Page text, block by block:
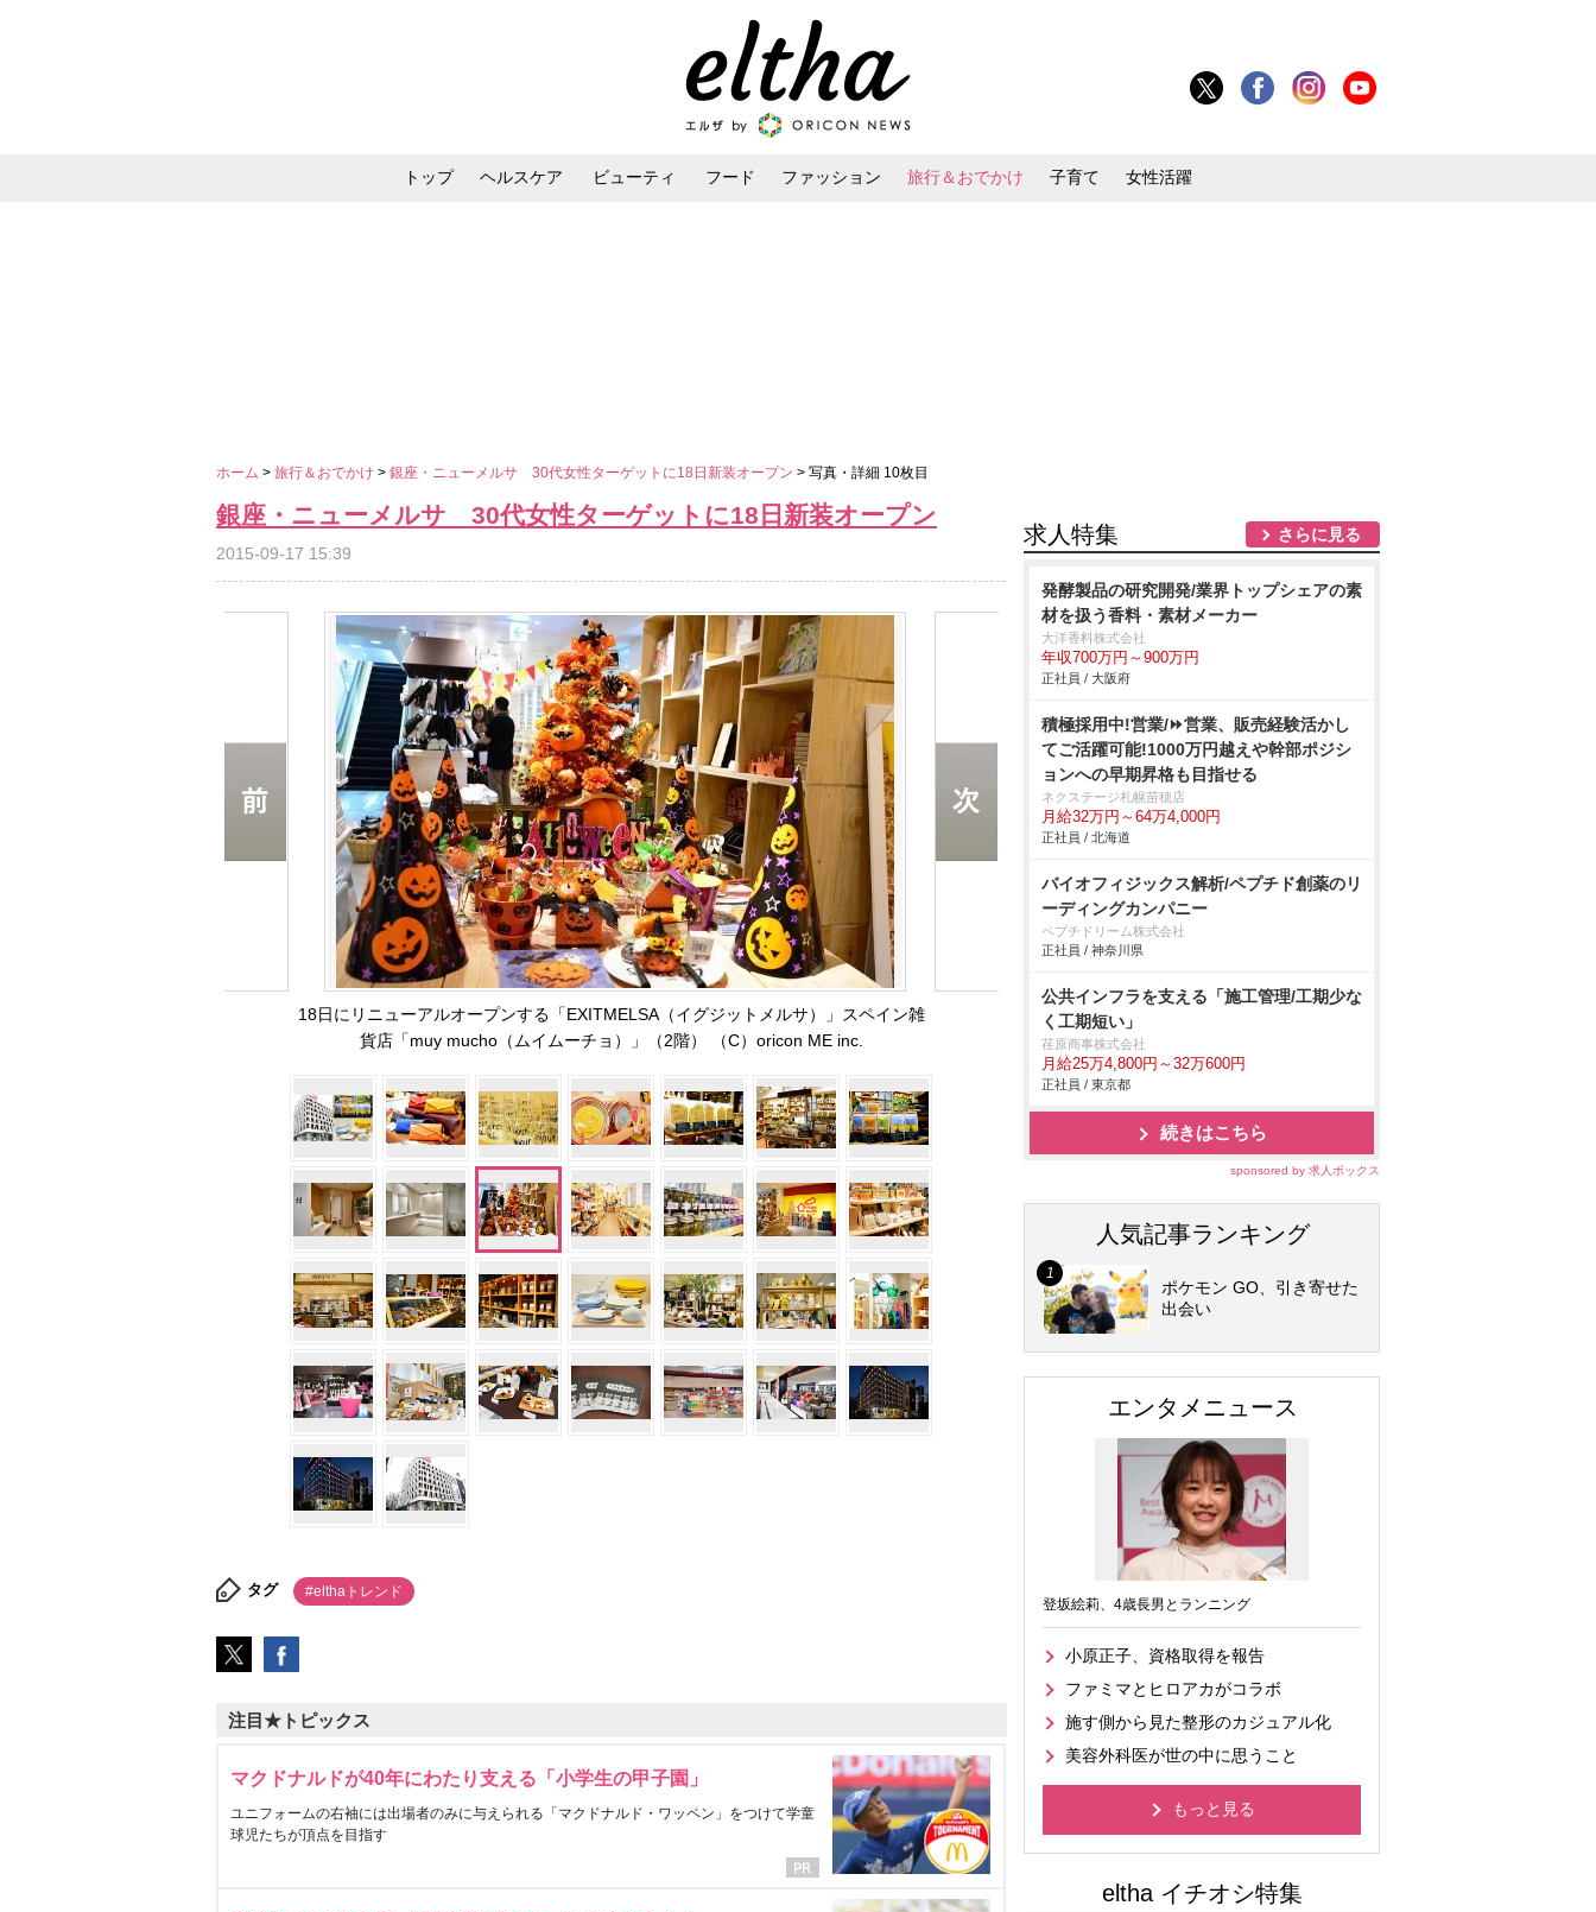
トップ ヘルスケア ビューティ フード ファッション 旅行＆おでかけ 子育て 女性活躍
ホーム > 旅行＆おでかけ > 銀座・ニューメルサ 30代女性ターゲットに18日新装オープン > 写真・詳細 10枚目
銀座・ニューメルサ 30代女性ターゲットに18日新装オープン
2015-09-17 15:39
18日にリニューアルオープンする「EXITMELSA（イグジットメルサ）」スペイン雑
貨店「muy mucho（ムイムーチョ）」（2階） （C）oricon ME inc.
タグ #elthaトレンド
注目★トピックス
マクドナルドが40年にわたり支える「小学生の甲子園」
ユニフォームの右袖には出場者のみに与えられる「マクドナルド・ワッペン」をつけて学童
球児たちが頂点を目指す
求人特集 さらに見る
発酵製品の研究開発/業界トップシェアの素
材を扱う香料・素材メーカー
大洋香料株式会社
年収700万円～900万円
正社員 / 大阪府
積極採用中!営業/⏩️営業、販売経験活かし
てご活躍可能!1000万円越えや幹部ポジシ
ョンへの早期昇格も目指せる
ネクステージ札幌苗穂店
月給32万円～64万4,000円
正社員 / 北海道
バイオフィジックス解析/ペプチド創薬のリ
ーディングカンパニー
ペプチドリーム株式会社
正社員 / 神奈川県
公共インフラを支える「施工管理/工期少な
く工期短い」
荏原商事株式会社
月給25万4,800円～32万600円
正社員 / 東京都
続きはこちら
sponsored by 求人ボックス
人気記事ランキング
ポケモン GO、引き寄せた
出会い
エンタメニュース
登坂絵莉、4歳長男とランニング
小原正子、資格取得を報告
ファミマとヒロアカがコラボ
施す側から見た整形のカジュアル化
美容外科医が世の中に思うこと
もっと見る